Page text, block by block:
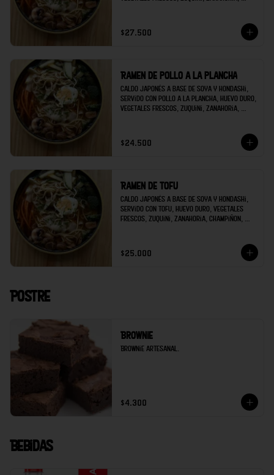
$27.500
Ramen de pollo a la plancha
Caldo japonés a base de soya y hondashi,
servido con pollo a la plancha, huevo duro,
vegetales frescos, zuquini, zanahoria,
$24.500
Ramen de tofu
Caldo japonés a base de soya y hondashi,
servido con tofu, huevo duro, vegetales
frescos, zuquini, zanahoria, champiñon,
$25.000
Postre
Brownie
Brownie artesanal.
$4.300
Bebidas